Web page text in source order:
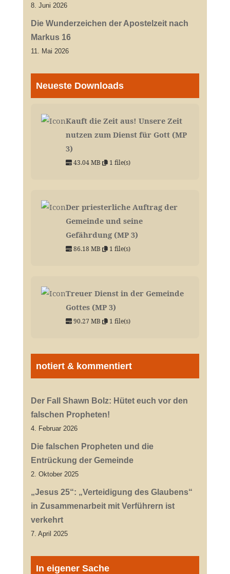
8. Juni 2026
Die Wunderzeichen der Apostelzeit nach
Markus 16
11. Mai 2026
Neueste Downloads
Kauft die Zeit aus! Unsere Zeit
nutzen zum Dienst für Gott (MP
3)
43.04 MB 1 file(s)
Der priesterliche Auftrag der
Gemeinde und seine
Gefährdung (MP 3)
86.18 MB 1 file(s)
Treuer Dienst in der Gemeinde
Gottes (MP 3)
90.27 MB 1 file(s)
notiert & kommentiert
Der Fall Shawn Bolz: Hütet euch vor den
falschen Propheten!
4. Februar 2026
Die falschen Propheten und die
Entrückung der Gemeinde
2. Oktober 2025
„Jesus 25“: „Verteidigung des Glaubens“
in Zusammenarbeit mit Verführern ist
verkehrt
7. April 2025
In eigener Sache